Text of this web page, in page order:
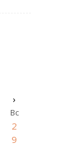
›
Вс
2
9